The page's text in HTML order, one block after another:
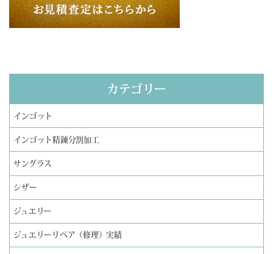
カテゴリー
インゴット
インゴット精錬分割加工
サングラス
シザー
ジュエリー
ジュエリーリペア（修理）実績